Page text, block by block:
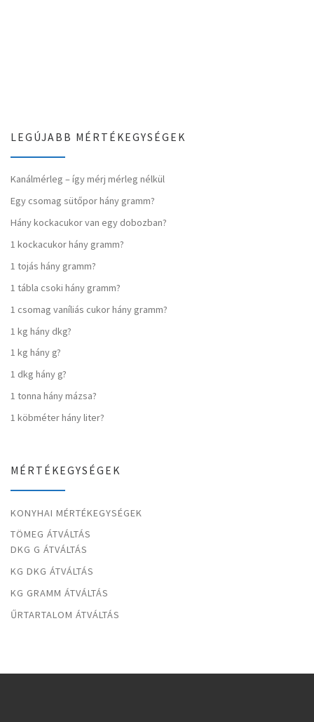
LEGÚJABB MÉRTÉKEGYSÉGEK
Kanálmérleg – így mérj mérleg nélkül
Egy csomag sütőpor hány gramm?
Hány kockacukor van egy dobozban?
1 kockacukor hány gramm?
1 tojás hány gramm?
1 tábla csoki hány gramm?
1 csomag vaníliás cukor hány gramm?
1 kg hány dkg?
1 kg hány g?
1 dkg hány g?
1 tonna hány mázsa?
1 köbméter hány liter?
MÉRTÉKEGYSÉGEK
KONYHAI MÉRTÉKEGYSÉGEK
TÖMEG ÁTVÁLTÁS
DKG G ÁTVÁLTÁS
KG DKG ÁTVÁLTÁS
KG GRAMM ÁTVÁLTÁS
ŰRTARTALOM ÁTVÁLTÁS